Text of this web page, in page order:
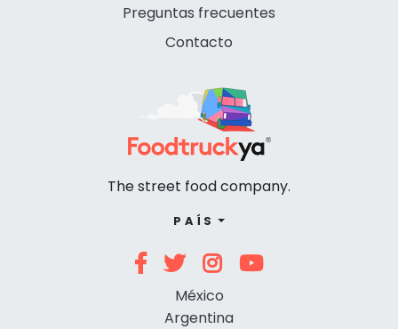
Preguntas frecuentes
Contacto
The street food company.
PAÍS
México
Argentina